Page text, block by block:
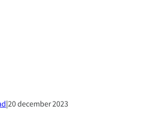
20 december 2023